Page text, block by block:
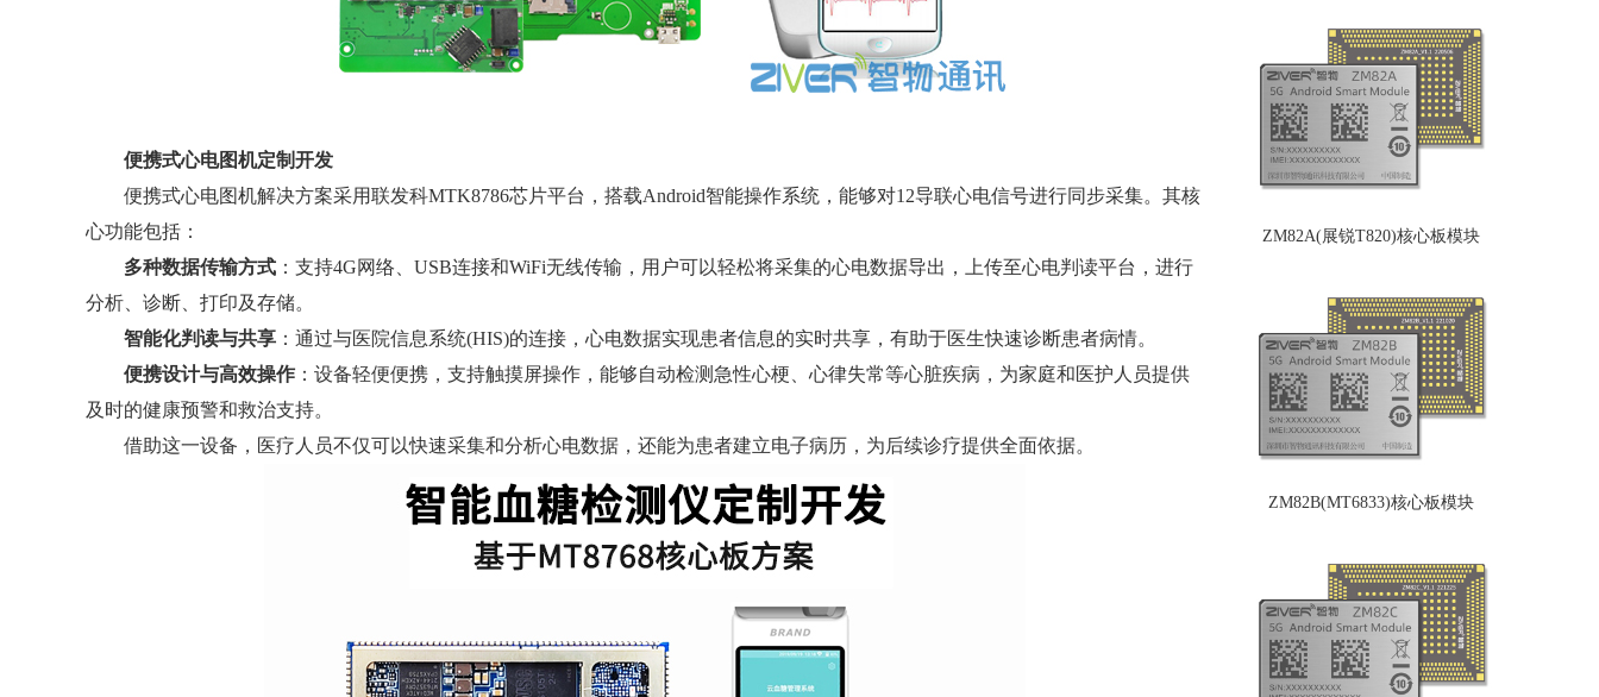
便携式心电图机定制开发
便携式心电图机解决方案采用联发科MTK8786芯片平台，搭载Android智能操作系统，能够对12导联心电信号进行同步采集。其核
心功能包括：
多种数据传输方式 ：支持4G网络、USB连接和WiFi无线传输，用户可以轻松将采集的心电数据导出，上传至心电判读平台，进行
分析、诊断、打印及存储。
智能化判读与共享 ：通过与医院信息系统(HIS)的连接，心电数据实现患者信息的实时共享，有助于医生快速诊断患者病情。
便携设计与高效操作 ：设备轻便便携，支持触摸屏操作，能够自动检测急性心梗、心律失常等心脏疾病，为家庭和医护人员提供
及时的健康预警和救治支持。
借助这一设备，医疗人员不仅可以快速采集和分析心电数据，还能为患者建立电子病历，为后续诊疗提供全面依据。
ZM82A(展锐T820)核心板模块
ZM82B(MT6833)核心板模块